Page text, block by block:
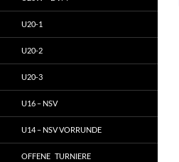
U20-1
U20-2
U20-3
U16 – NSV
U14 – NSV VORRUNDE
OFFENE TURNIERE